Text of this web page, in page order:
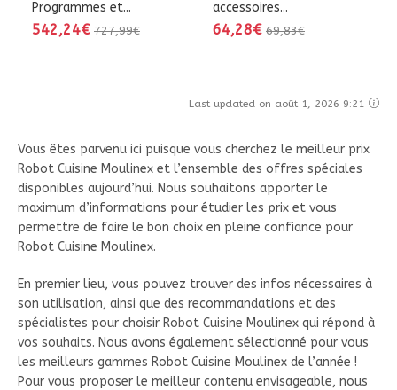
Programmes et...
542,24€ 727,99€
accessoires...
64,28€ 69,83€
Last updated on août 1, 2026 9:21
Vous êtes parvenu ici puisque vous cherchez le meilleur prix
Robot Cuisine Moulinex et l’ensemble des offres spéciales
disponibles aujourd’hui. Nous souhaitons apporter le
maximum d’informations pour étudier les prix et vous
permettre de faire le bon choix en pleine confiance pour
Robot Cuisine Moulinex.
En premier lieu, vous pouvez trouver des infos nécessaires à
son utilisation, ainsi que des recommandations et des
spécialistes pour choisir Robot Cuisine Moulinex qui répond à
vos souhaits. Nous avons également sélectionné pour vous
les meilleurs gammes Robot Cuisine Moulinex de l’année !
Pour vous proposer le meilleur contenu envisageable, nous